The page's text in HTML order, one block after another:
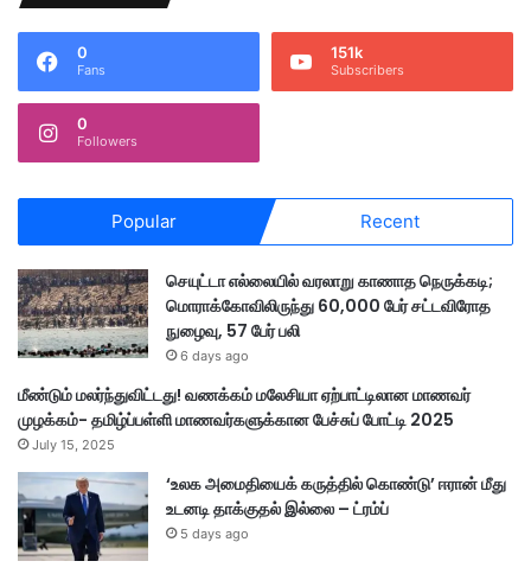
இ
ல்
லை
ன
உ
0
Fans
151k
Subscribers
0
Followers
Popular Recent
செயுட்டா எல்லையில் வரலாறு காணாத நெருக்கடி;
மொராக்கோவிலிருந்து 60,000 பேர் சட்டவிரோத
நுழைவு, 57 பேர் பலி
6 days ago
மீண்டும் மலர்ந்துவிட்டது! வணக்கம் மலேசியா ஏற்பாட்டிலான மாணவர்
முழக்கம்- தமிழ்ப்பள்ளி மாணவர்களுக்கான பேச்சுப் போட்டி 2025
July 15, 2025
‘உலக அமைதியைக் கருத்தில் கொண்டு’ ஈரான் மீது
உடனடி தாக்குதல் இல்லை – ட்ரம்ப்
5 days ago